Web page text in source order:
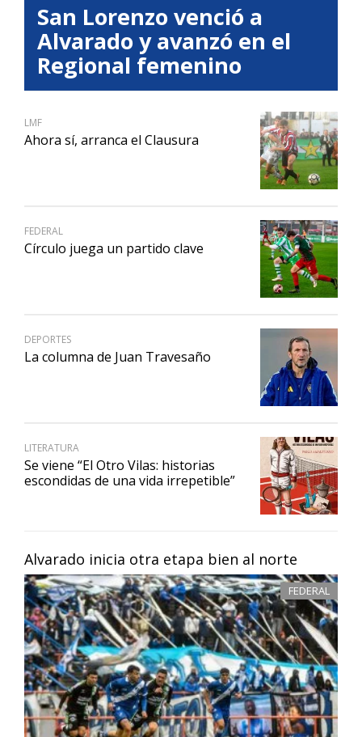
Alvarado inicia otra etapa bien al norte
FEDERAL
San Lorenzo venció a
Alvarado y avanzó en el
Regional femenino
LMF
Ahora sí, arranca el Clausura
FEDERAL
Círculo juega un partido clave
DEPORTES
La columna de Juan Travesaño
LITERATURA
Se viene “El Otro Vilas: historias
escondidas de una vida irrepetible”